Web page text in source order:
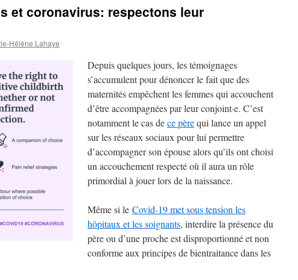
et coronavirus: respectons leur
Hélène Lahaye
Depuis quelques jours, les témoignages
s’accumulent pour dénoncer le fait que des
maternités empêchent les femmes qui accouchent
d’être accompagnées par leur conjoint·e. C’est
notamment le cas dece pèrequi lance un appel
sur les réseaux sociaux pour lui permettre
d’accompagner son épouse alors qu’ils ont choisi
un accouchement respecté où il aura un rôle
primordial à jouer lors de la naissance.
Même si le Covid-19 met sous tension les
hôpitaux et les soignants, interdire la présence du
père ou d’une proche est disproportionné et non
conforme aux principes de bientraitance dans les